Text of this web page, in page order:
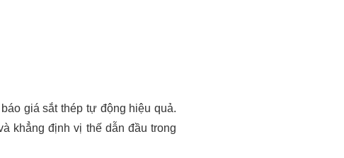
giá sắt thép tự động hiệu quả.
khẳng định vị thế dẫn đầu trong